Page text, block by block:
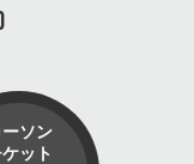
ーソン
ット